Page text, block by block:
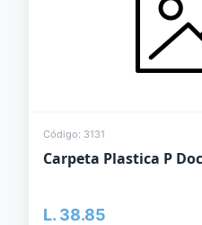
Código: 3131
Carpeta Plastica P
L. 38.85